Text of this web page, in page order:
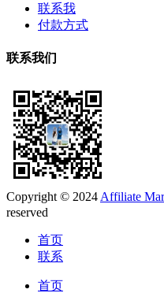
联系我
付款方式
联系我们
Copyright © 2024 Affiliate
reserved
首页
联系
首页